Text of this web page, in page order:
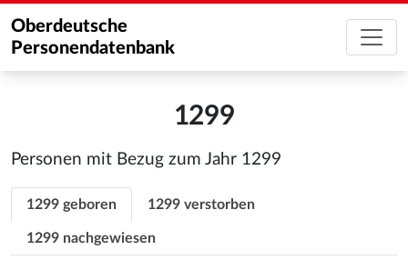
Oberdeutsche
Personendatenbank
1299
Personen mit Bezug zum Jahr 1299
1299 geboren 1299 verstorben
1299 nachgewiesen